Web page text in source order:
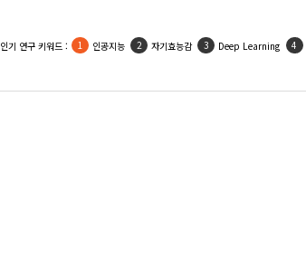
인기 연구 키워드 : 인공지능 자기효능감 Deep Learning